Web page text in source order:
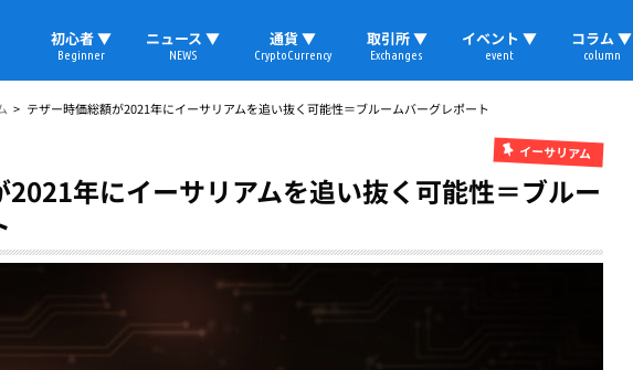
初心者 ▼
Beginner
ニュース ▼
NEWS
通貨 ▼
CryptoCurrency
取引所 ▼
Exchanges
イベント ▼
event
コラム ▼
column
テザー時価総額が2021年にイーサリアムを追い抜く可能性＝ブルームバーグレポート
イーサリアム
2021年にイーサリアムを追い抜く可能性＝ブルー